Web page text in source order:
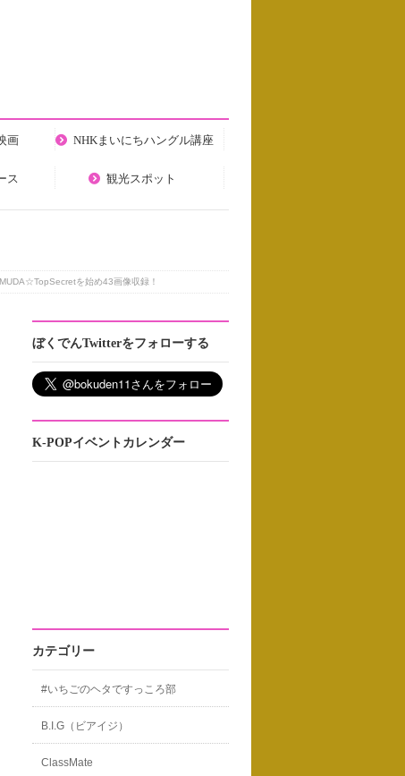
画 NHKまいにちハングル講座
ス 観光スポット
を始め43画像収録！
ぼくでんTwitterをフォローする
K-POPイベントカレンダー
カテゴリー
#いちごのヘタですっころ部
B.I.G（ビアイジ）
ClassMate